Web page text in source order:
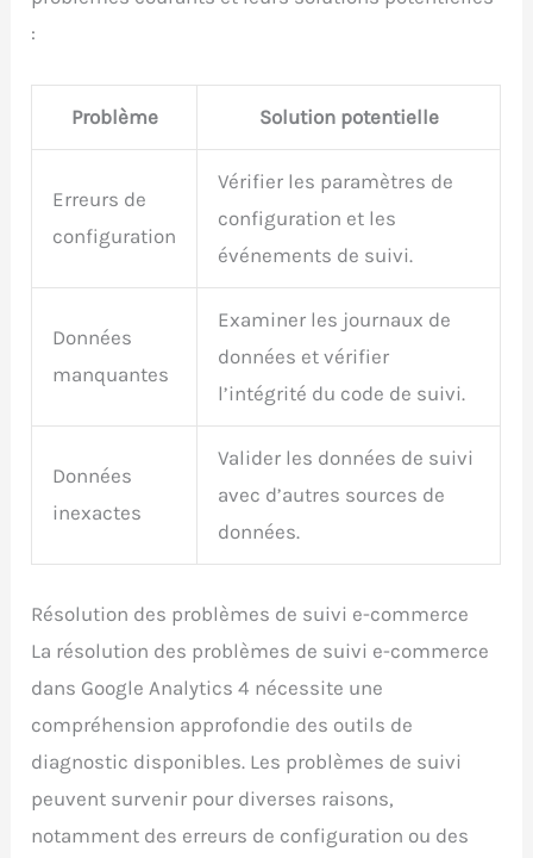
:
Problème Solution potentielle
Erreurs de
configuration
Vérifier les paramètres de
configuration et les
événements de suivi.
Données
manquantes
Examiner les journaux de
données et vérifier
l’intégrité du code de suivi.
Données
inexactes
Valider les données de suivi
avec d’autres sources de
données.
Résolution des problèmes de suivi e-commerce
La résolution des problèmes de suivi e-commerce
dans Google Analytics 4 nécessite une
compréhension approfondie des outils de
diagnostic disponibles. Les problèmes de suivi
peuvent survenir pour diverses raisons,
notamment des erreurs de configuration ou des